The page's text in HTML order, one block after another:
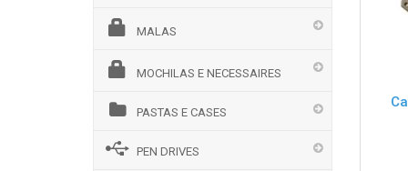
MALAS
MOCHILAS E NECESSAIRES
PASTAS E CASES
PEN DRIVES